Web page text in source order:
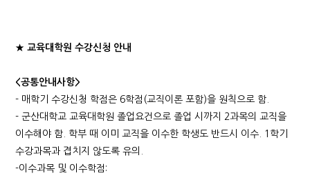
★ 교육대학원 수강신청 안내
<공통안내사항>
- 매학기 수강신청 학점은 6학점(교직이론 포함)을 원칙으로 함.
- 군산대학교 교육대학원 졸업요건으로 졸업 시까지 2과목의 교직을
이수해야 함. 학부 때 이미 교직을 이수한 학생도 반드시 이수. 1학기
수강과목과 겹치지 않도록 유의.
-이수과목 및 이수학점: